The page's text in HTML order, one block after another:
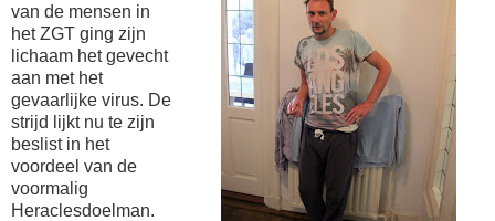
van de mensen in
het ZGT ging zijn
lichaam het gevecht
aan met het
gevaarlijke virus. De
strijd lijkt nu te zijn
beslist in het
voordeel van de
voormalig
Heraclesdoelman.